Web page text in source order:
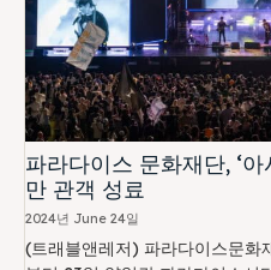
파라다이스 문화재단, ‘
만 관객 성료
2024년 June 24일
(트래블앤레저) 파라다이스문화